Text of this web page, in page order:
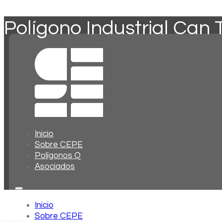
Inicio
Sobre CEPE
Polígonos Q
Asociados
Inicio
Sobre CEPE
Polígono Industrial Can